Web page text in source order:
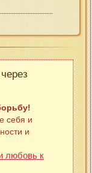
себя и
и
любовь к